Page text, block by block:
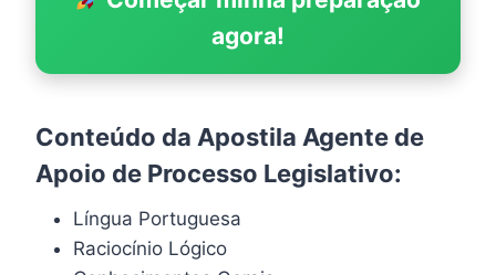
agora!
Conteúdo da Apostila Agente de
Apoio de Processo Legislativo:
Língua Portuguesa
Raciocínio Lógico